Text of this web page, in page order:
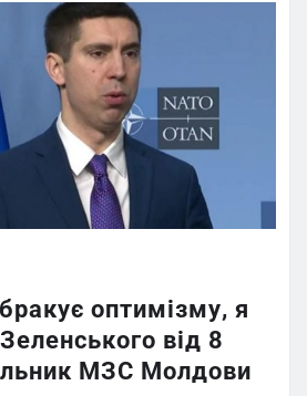
оптимізму, я
від 8
МЗС Молдови